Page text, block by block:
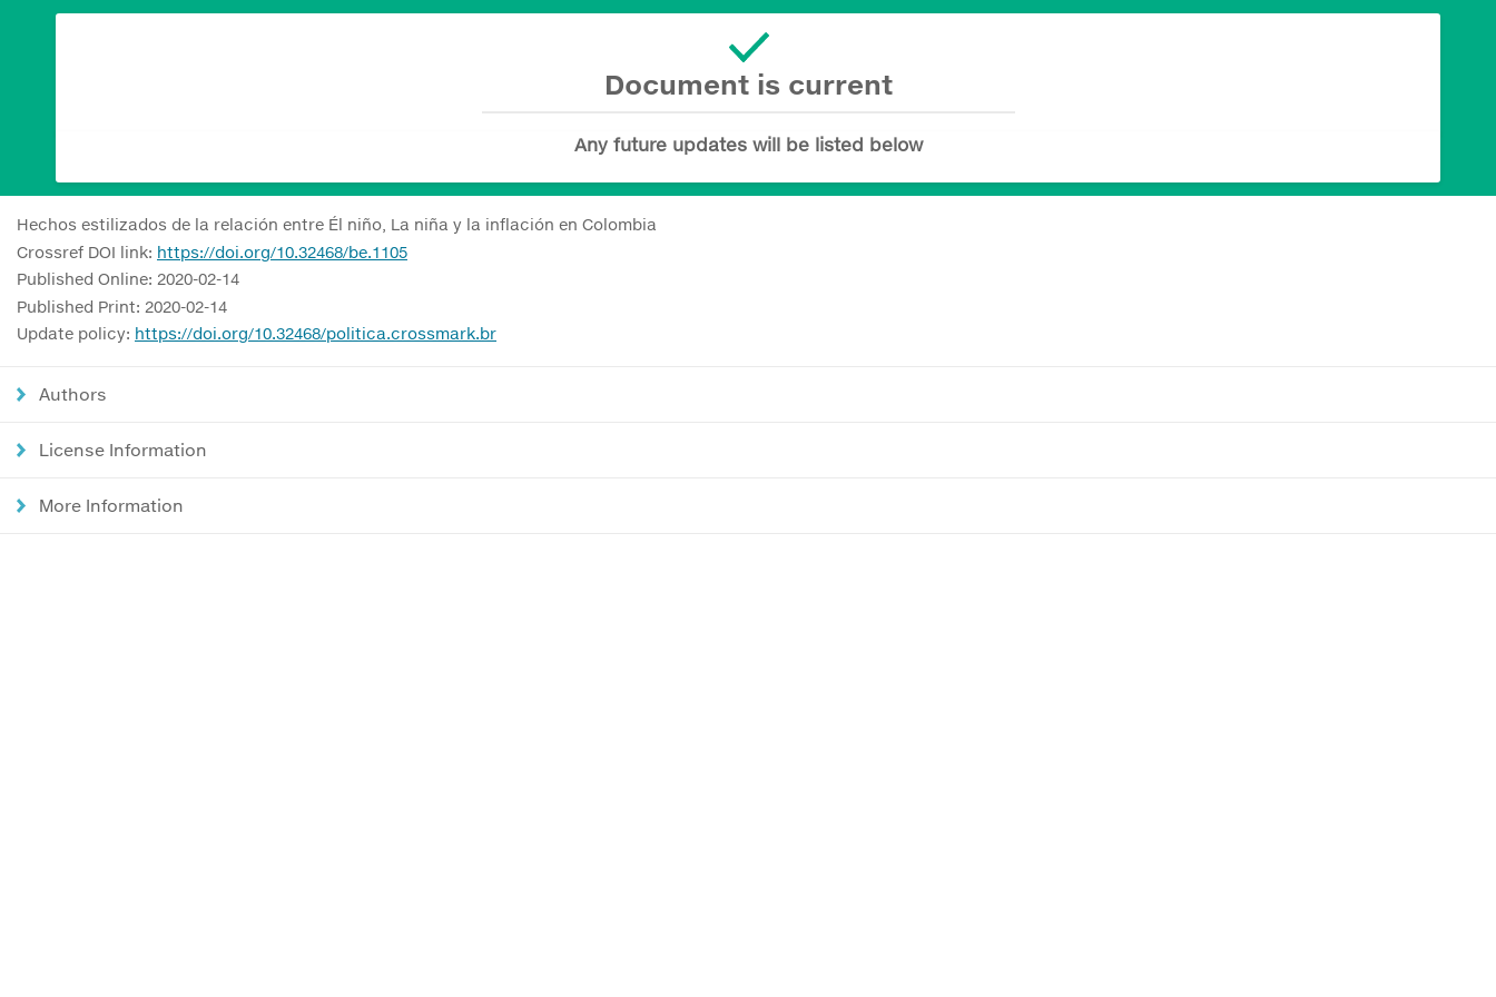
Document is current
Any future updates will be listed below
Hechos estilizados de la relación entre Él niño, La niña y la inflación en Colombia
Crossref DOI link: https://doi.org/10.32468/be.1105
Published Online: 2020-02-14
Published Print: 2020-02-14
Update policy: https://doi.org/10.32468/politica.crossmark.br
Authors
License Information
More Information